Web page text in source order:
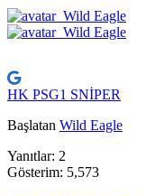
HK PSG1 SNİPER
Başlatan Wild Eagle
Yanıtlar: 2
Gösterim: 5,573